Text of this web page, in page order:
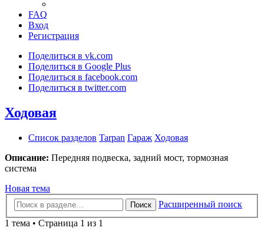
FAQ
Вход
Регистрация
Поделиться в vk.com
Поделиться в Google Plus
Поделиться в facebook.com
Поделиться в twitter.com
Ходовая
Список разделов Tarpan Гараж Ходовая
Описание: Передняя подвеска, задний мост, тормозная
система
Новая тема
Поиск
Расширенный поиск
1 тема • Страница 1 из 1